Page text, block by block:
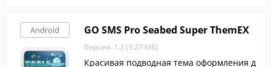
Android GO SMS Pro Seabed Super ThemEX
Версия: 1.3 (3.27 МБ)
Красивая подводная тема оформления д